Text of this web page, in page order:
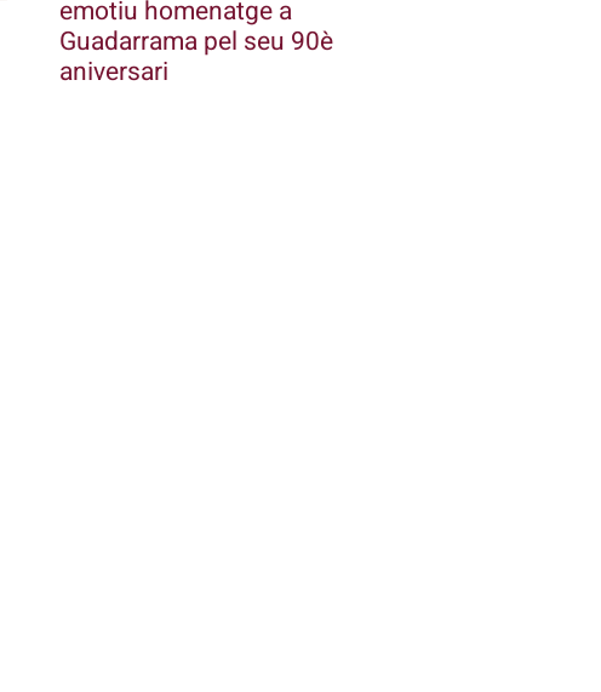
emotiu homenatge a
Guadarrama pel seu 90è
aniversari